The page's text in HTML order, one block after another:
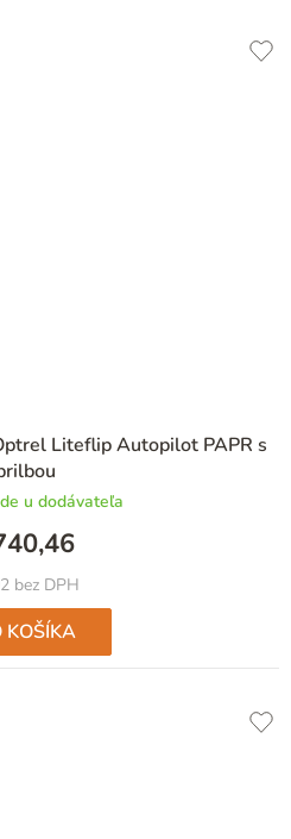
Liteflip Autopilot PAPR s
u dodávateľa
bez DPH
KOŠÍKA